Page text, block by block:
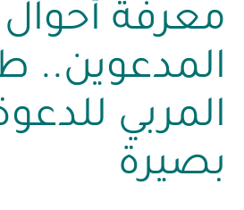
معرفة أحوال
المدعوين..
المربي
بصيرة